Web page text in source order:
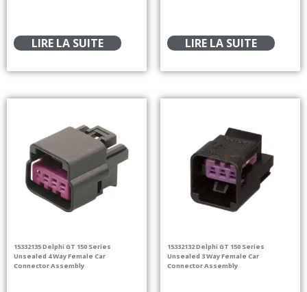
LIRE LA SUITE LIRE LA SUITE
15332135 Delphi GT 150 Series
Unsealed 4 Way Female Car
Connector Assembly
15332132 Delphi GT 150 Series
Unsealed 3 Way Female Car
Connector Assembly